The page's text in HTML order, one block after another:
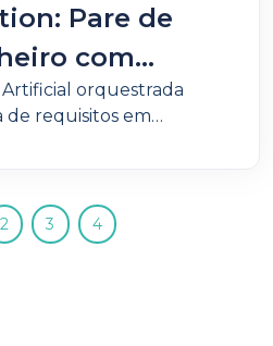
Pare de
com
definidos
orquestrada
de requisitos em
2 3 4